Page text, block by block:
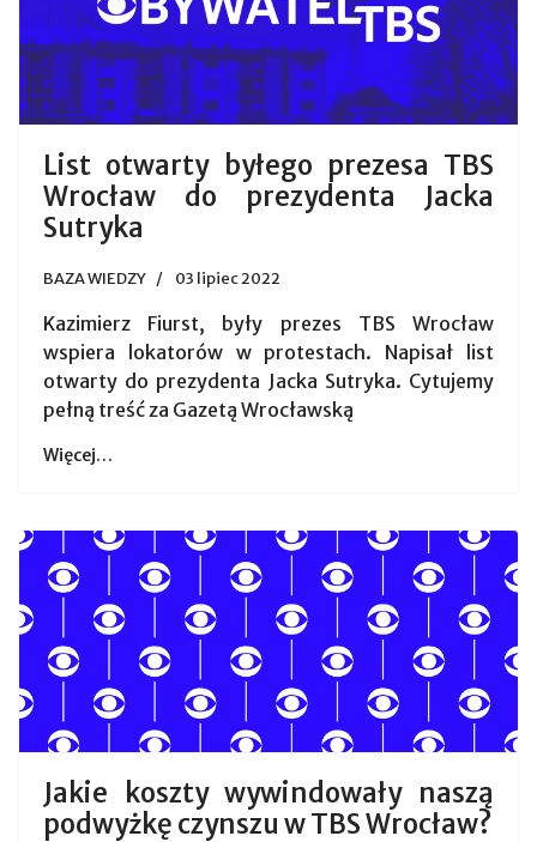
List otwarty byłego prezesa TBS
Wrocław do prezydenta Jacka
Sutryka
BAZA WIEDZY 03 lipiec 2022
Kazimierz Fiurst, były prezes TBS Wrocław
wspiera lokatorów w protestach. Napisał list
otwarty do prezydenta Jacka Sutryka. Cytujemy
pełną treść za Gazetą Wrocławską
Więcej…
Jakie koszty wywindowały naszą
podwyżkę czynszu w TBS Wrocław?